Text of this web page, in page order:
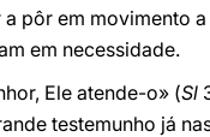
pôr em movimento
em necessidade.
Ele atende-o» (Sl
testemunho já